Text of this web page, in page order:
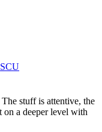
stuff is attentive, the
on a deeper level with